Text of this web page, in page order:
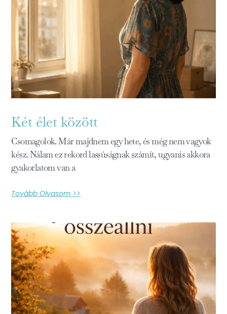
Két élet között
Csomagolok. Már majdnem egy hete, és még nem vagyok
kész. Nálam ez rekord lassúságnak számít, ugyanis akkora
gyakorlatom van a
Tovább Olvasom >>